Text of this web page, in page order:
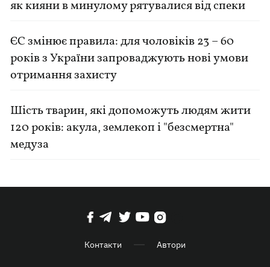
як кияни в минулому рятувалися від спеки
ЄС змінює правила: для чоловіків 23 – 60
років з України запроваджують нові умови
отримання захисту
Шість тварин, які допоможуть людям жити
120 років: акула, землекоп і "безсмертна"
медуза
Контакти Автори